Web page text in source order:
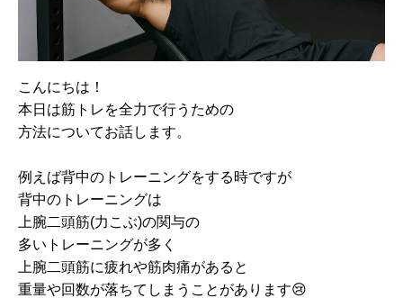
こんにちは！
本日は筋トレを全力で行うための
方法についてお話します。
例えば背中のトレーニングをする時ですが
背中のトレーニングは
上腕二頭筋(力こぶ)の関与の
多いトレーニングが多く
上腕二頭筋に疲れや筋肉痛があると
重量や回数が落ちてしまうことがあります😢